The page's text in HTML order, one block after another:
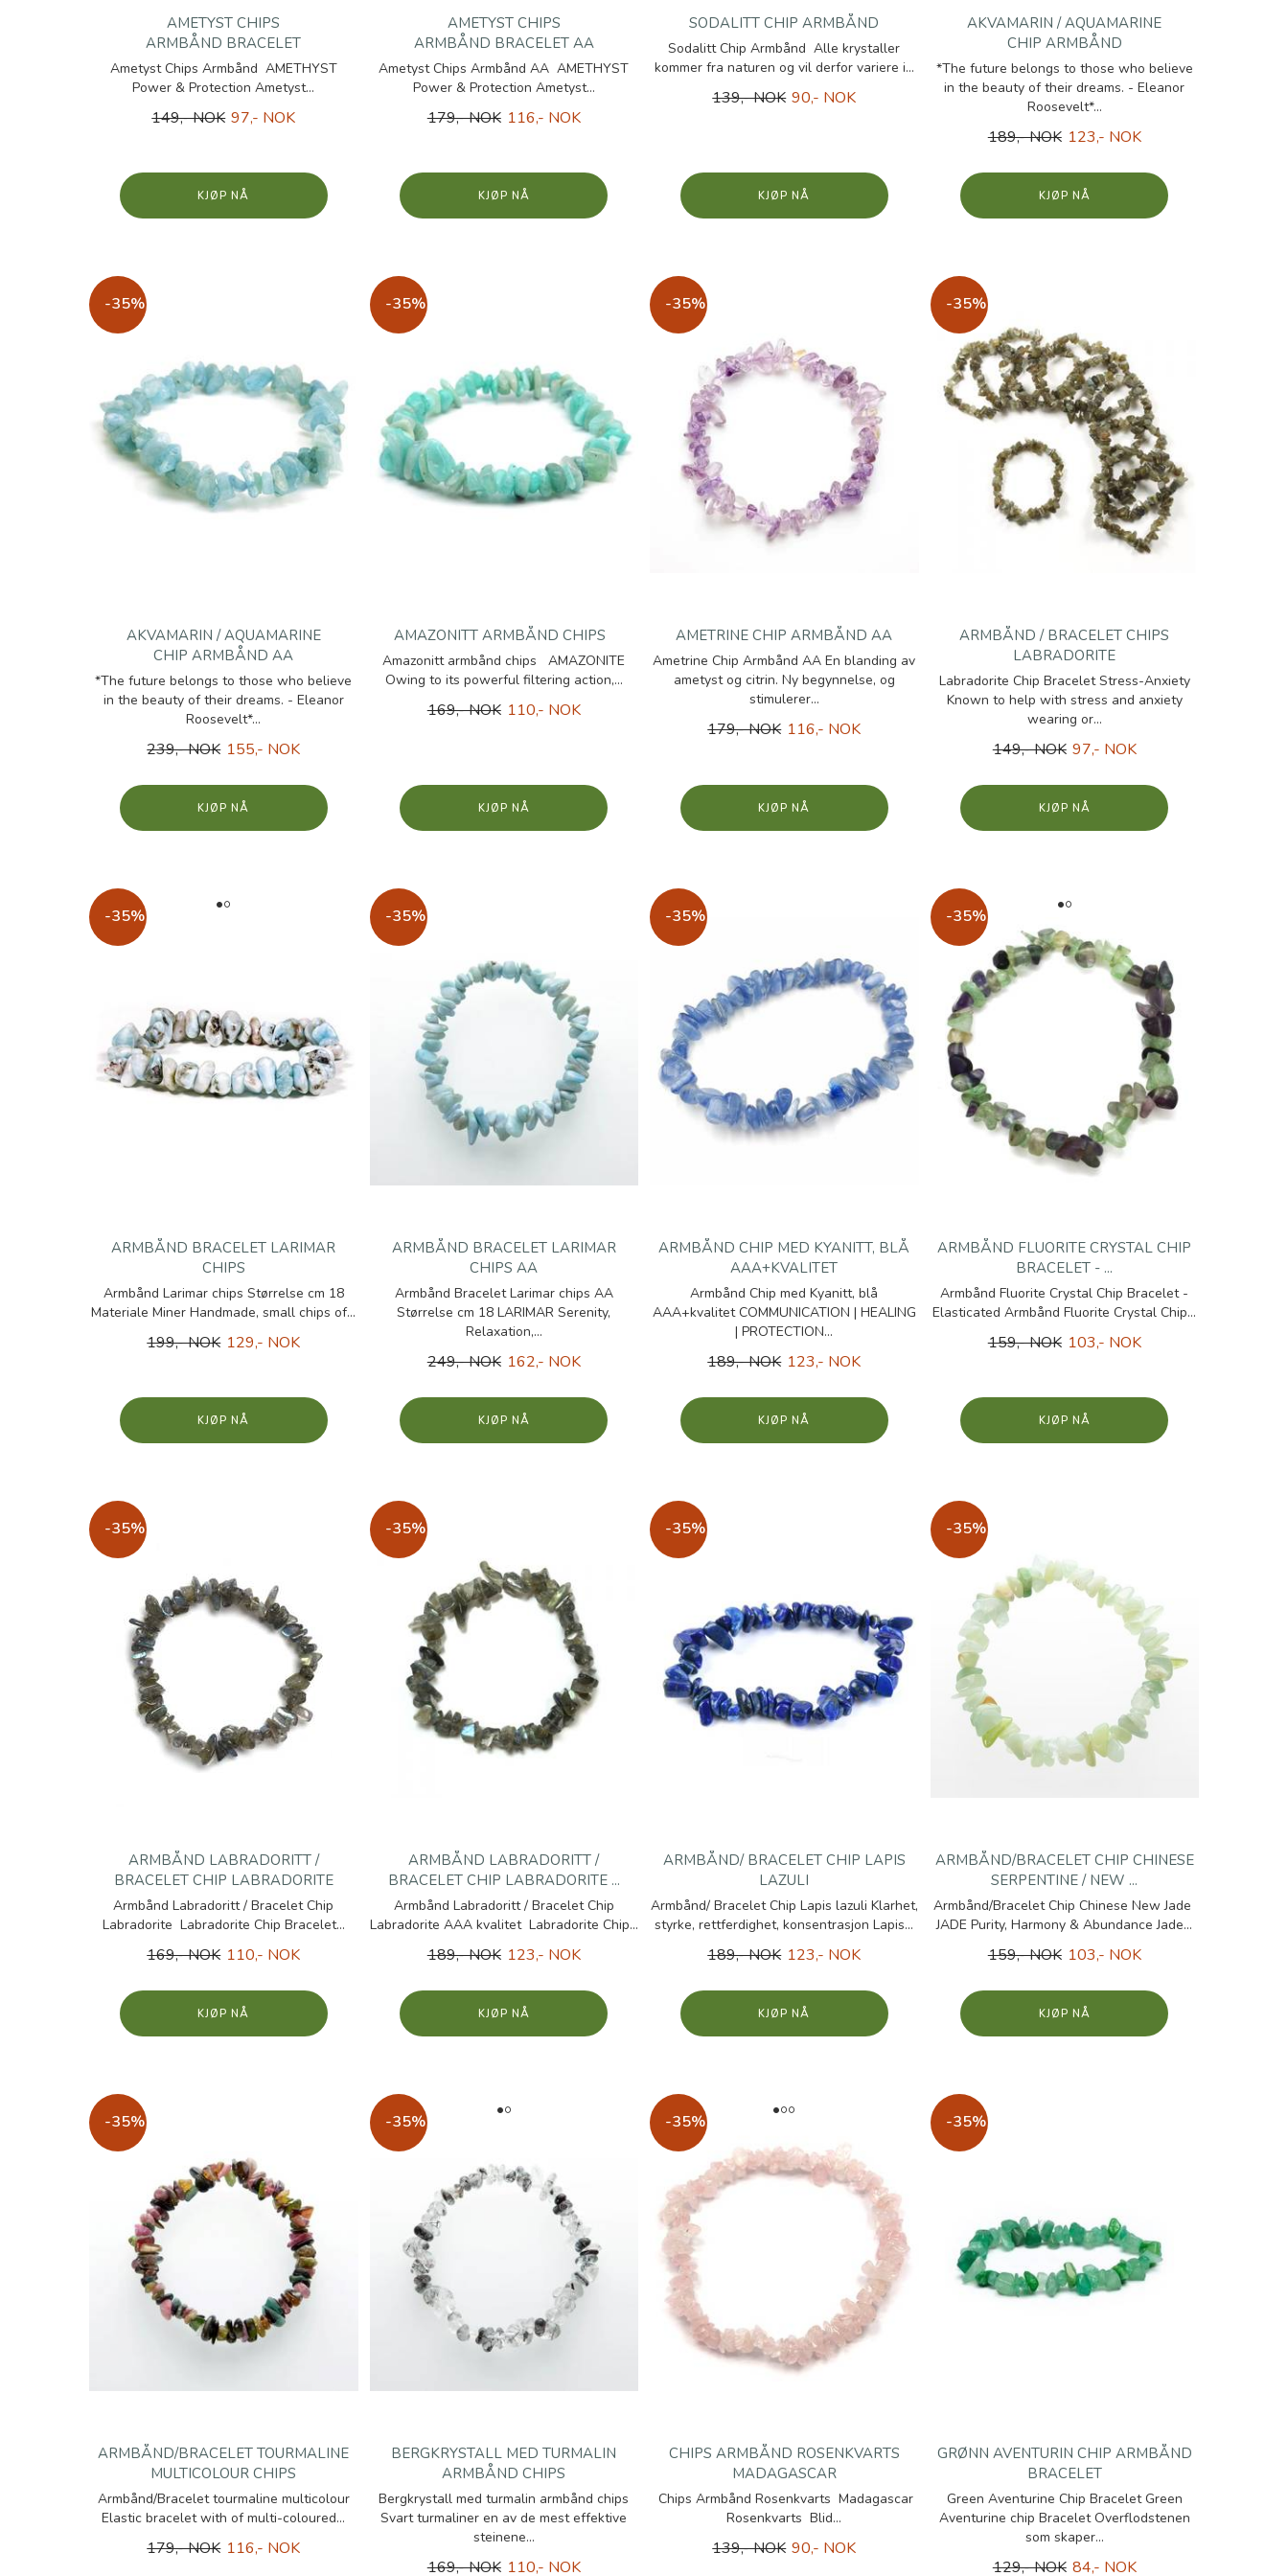
AMETYST CHIPS
ARMBÅND BRACELET
Ametyst Chips Armbånd AMETHYST
Power & Protection Ametyst...
149,- NOK 97,- NOK
KJØP
AMETYST CHIPS
ARMBÅND BRACELET AA
Ametyst Chips Armbånd AA AMETHYST
Power & Protection Ametyst...
179,- NOK 116,- NOK
KJØP
SODALITT CHIP ARMBÅND
Sodalitt Chip Armbånd Alle krystaller
kommer fra naturen og vil derfor variere i...
139,- NOK 90,- NOK
KJØP
AKVAMARIN / AQUAMARINE
CHIP ARMBÅND
*The future belongs to those who believe
in the beauty of their dreams. - Eleanor
Roosevelt*...
189,- NOK 123,- NOK
KJØP
-35%
AKVAMARIN / AQUAMARINE
CHIP ARMBÅND AA
*The future belongs to those who believe
in the beauty of their dreams. - Eleanor
Roosevelt*...
239,- NOK 155,- NOK
KJØP
-35%
AMAZONITT ARMBÅND CHIPS
Amazonitt armbånd chips AMAZONITE
Owing to its powerful filtering action,...
169,- NOK 110,- NOK
KJØP
-35%
AMETRINE CHIP ARMBÅND AA
Ametrine Chip Armbånd AA En blanding av
ametyst og citrin. Ny begynnelse, og
stimulerer...
179,- NOK 116,- NOK
KJØP
-35%
ARMBÅND / BRACELET CHIPS
LABRADORITE
Labradorite Chip Bracelet Stress-Anxiety
Known to help with stress and anxiety
wearing or...
149,- NOK 97,- NOK
KJØP
-35%
ARMBÅND BRACELET LARIMAR
CHIPS
Armbånd Larimar chips Størrelse cm 18
Materiale Miner Handmade, small chips of...
199,- NOK 129,- NOK
KJØP
-35%
ARMBÅND BRACELET LARIMAR
CHIPS AA
Armbånd Bracelet Larimar chips AA
Størrelse cm 18 LARIMAR Serenity,
Relaxation,...
249,- NOK 162,- NOK
KJØP
-35%
ARMBÅND CHIP MED KYANITT, BLÅ
AAA+KVALITET
Armbånd Chip med Kyanitt, blå
AAA+kvalitet COMMUNICATION | HEALING
| PROTECTION...
189,- NOK 123,- NOK
KJØP
-35%
ARMBÅND FLUORITE CRYSTAL CHIP
BRACELET - ...
Armbånd Fluorite Crystal Chip Bracelet -
Elasticated Armbånd Fluorite Crystal Chip...
159,- NOK 103,- NOK
KJØP
-35%
ARMBÅND LABRADORITT /
BRACELET CHIP LABRADORITE
Armbånd Labradoritt / Bracelet Chip
Labradorite Labradorite Chip Bracelet...
169,- NOK 110,- NOK
KJØP
-35%
ARMBÅND LABRADORITT /
BRACELET CHIP LABRADORITE ...
Armbånd Labradoritt / Bracelet Chip
Labradorite AAA kvalitet Labradorite Chip...
189,- NOK 123,- NOK
KJØP
-35%
ARMBÅND/ BRACELET CHIP LAPIS
LAZULI
Armbånd/ Bracelet Chip Lapis lazuli Klarhet,
styrke, rettferdighet, konsentrasjon Lapis...
189,- NOK 123,- NOK
KJØP
-35%
ARMBÅND/BRACELET CHIP CHINESE
SERPENTINE / NEW ...
Armbånd/Bracelet Chip Chinese New Jade
JADE Purity, Harmony & Abundance Jade...
159,- NOK 103,- NOK
KJØP
-35%
ARMBÅND/BRACELET TOURMALINE
MULTICOLOUR CHIPS
Armbånd/Bracelet tourmaline multicolour
Elastic bracelet with of multi-coloured...
179,- NOK 116,- NOK
-35%
BERGKRYSTALL MED TURMALIN
ARMBÅND CHIPS
Bergkrystall med turmalin armbånd chips
Svart turmaliner en av de mest effektive
steinene...
169,- NOK 110,- NOK
-35%
CHIPS ARMBÅND ROSENKVARTS
MADAGASCAR
Chips Armbånd Rosenkvarts Madagascar
Rosenkvarts Blid...
139,- NOK 90,- NOK
-35%
GRØNN AVENTURIN CHIP ARMBÅND
BRACELET
Green Aventurine Chip Bracelet Green
Aventurine chip Bracelet Overflodstenen
som skaper...
129,- NOK 84,- NOK